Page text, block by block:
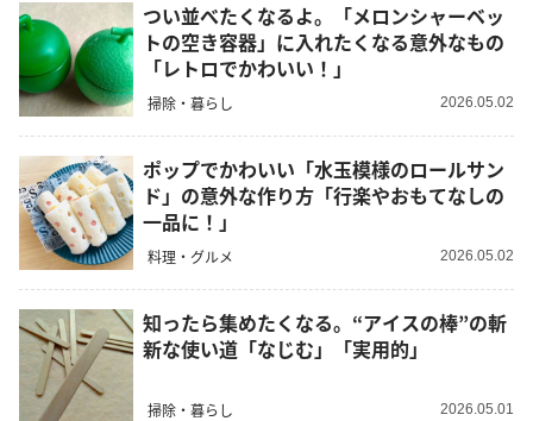
つい並べたくなるよ。「メロンシャーベッ
トの空き容器」に入れたくなる意外なもの
「レトロでかわいい！」
掃除・暮らし 2026.05.02
ポップでかわいい「水玉模様のロールサン
ド」の意外な作り方「行楽やおもてなしの
一品に！」
料理・グルメ 2026.05.02
知ったら集めたくなる。“アイスの棒”の斬
新な使い道「なじむ」「実用的」
掃除・暮らし 2026.05.01